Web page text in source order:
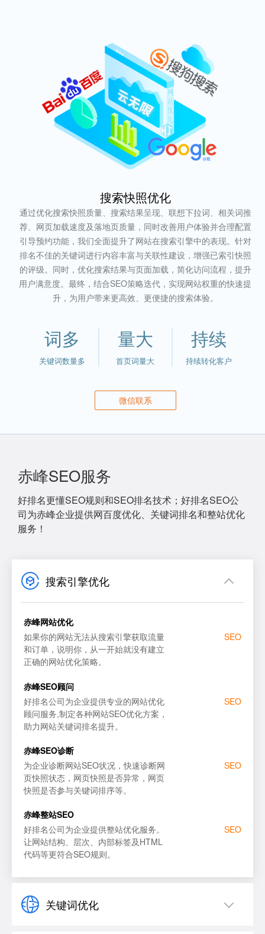
搜索快照优化
通过优化搜索快照质量、搜索结果呈现、联想下拉词、相关词推
荐、网页加载速度及落地页质量，同时改善用户体验并合理配置
引导预约功能，我们全面提升了网站在搜索引擎中的表现。针对
排名不佳的关键词进行内容丰富与关联性建设，增强已索引快照
的评级。同时，优化搜索结果与页面加载，简化访问流程，提升
用户满意度。最终，结合SEO策略迭代，实现网站权重的快速提
升，为用户带来更高效、更便捷的搜索体验。
词多
关键词数量多
量大
首页词量大
持续
持续转化客户
微信联系
赤峰SEO服务
好排名更懂SEO规则和SEO排名技术；好排名SEO公
司为赤峰企业提供网百度优化、关键词排名和整站优化
服务！
网站SEO优化
SEO优化诊断搜狗
搜索引擎优化
赤峰网站优化
SEO
如果你的网站无法从搜索引擎获取流量
和订单，说明你，从一开始就没有建立
正确的网站优化策略。
赤峰SEO顾问
SEO
好排名公司为企业提供专业的网站优化
顾问服务,制定各种网站SEO优化方案，
助力网站关键词排名提升。
赤峰SEO诊断
SEO
为企业诊断网站SEO状况，快速诊断网
页快照状态，网页快照是否异常，网页
快照是否参与关键词排序等。
赤峰整站SEO
SEO
好排名公司为企业提供整站优化服务。
让网站结构、层次、内部标签及HTML
代码等更符合SEO规则。
关键词优化